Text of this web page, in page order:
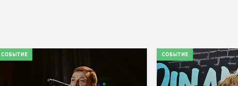
СОБЫТИЕ СОБЫТИЕ